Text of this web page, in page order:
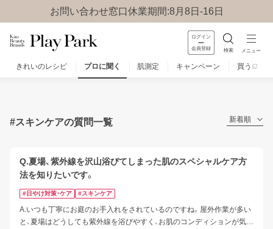
お問い合わせ窓口休業期間:8月8日-16日
ログイン
会員登録 検索 メニュー
きれいのレシピ プロに聞く 肌測定 キャンペーン 買う
#スキンケアの質問一覧 新着順
Q.夏場、紫外線を沢山浴びてしまった肌のスペシャルケア方
法を知りたいです。
#日やけ対策・ケア #スキンケア
A.いつも丁寧にお庭のお手入れをされているのですね。屋外作業が多い
と、夏場はどうしても紫外線を浴びやすく、お肌のコンディションが気に